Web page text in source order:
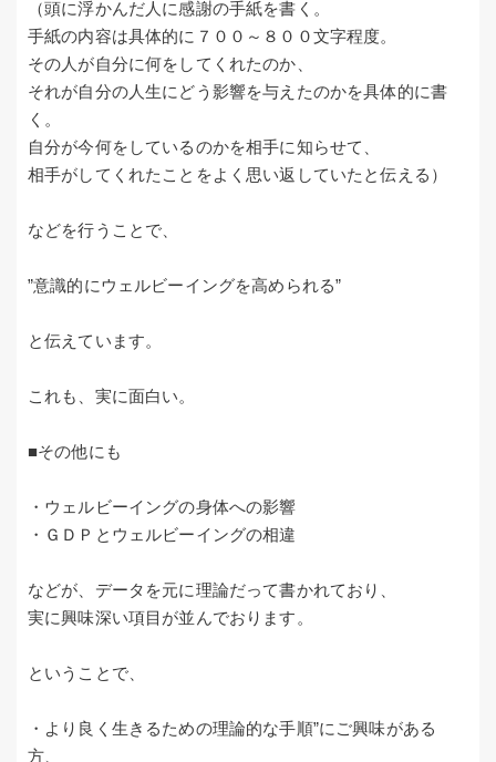
（頭に浮かんだ人に感謝の手紙を書く。
手紙の内容は具体的に７００～８００文字程度。
その人が自分に何をしてくれたのか、
それが自分の人生にどう影響を与えたのかを具体的に書
く。
自分が今何をしているのかを相手に知らせて、
相手がしてくれたことをよく思い返していたと伝える）
などを行うことで、
”意識的にウェルビーイングを高められる”
と伝えています。
これも、実に面白い。
■その他にも
・ウェルビーイングの身体への影響
・ＧＤＰとウェルビーイングの相違
などが、データを元に理論だって書かれており、
実に興味深い項目が並んでおります。
ということで、
・より良く生きるための理論的な手順”にご興味がある
方、